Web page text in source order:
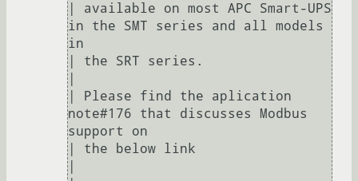
| available on most APC Smart-UPS
in the SMT series and all models
in
| the SRT series.
| Please find the aplication
note#176 that discusses Modbus
support on
| the below link